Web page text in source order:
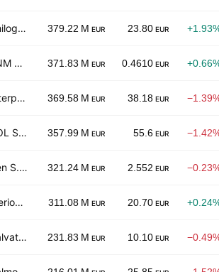
Philogen SpA 379.22 M EUR 23.80 EUR
FNM S.p.A. 371.83 M EUR 0.4610 EUR
Interpump Group S.p.A. 369.58 M EUR 38.18 EUR
SOL S.p.A. 357.99 M EUR 55.6 EUR
Iren S.p.A. 321.24 M EUR 2.552 EUR
Alerion Clean Power S.p.A. 311.08 M EUR 20.70 EUR
Salvatore Ferragamo S.p.A. 231.83 M EUR 10.10 EUR